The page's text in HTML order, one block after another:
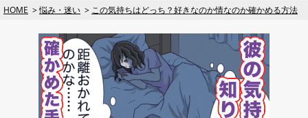
HOME 悩み・迷い この気持ちはどっち？好きなのか情なのか確かめる方法